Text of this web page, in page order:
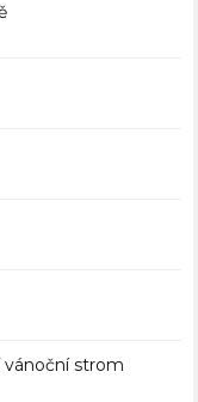
vánoční strom